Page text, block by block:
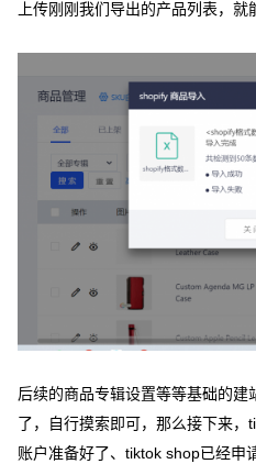
上传刚刚我们导出的产品列表，就
后续的商品专辑设置等等基础的
了，自行摸索即可，那么接下来
账户准备好了、tiktok shop已经申